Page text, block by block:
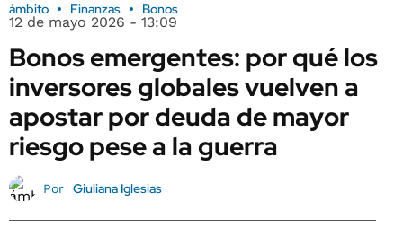
ámbito Finanzas Bonos
12 de mayo 2026 - 13:09
Bonos emergentes: por qué los
inversores globales vuelven a
apostar por deuda de mayor
riesgo pese a la guerra
Por Giuliana Iglesias